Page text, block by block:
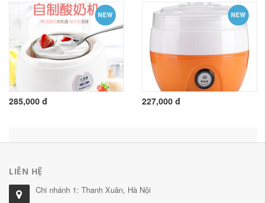
NEW
285,000 đ
NEW
227,000 đ
LIÊN HỆ
Chi nhánh 1: Thanh Xuân, Hà Nội